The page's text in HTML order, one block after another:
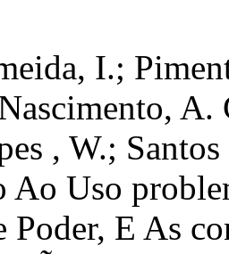
I.;
A.
, W.;
Uso
Poder, E As